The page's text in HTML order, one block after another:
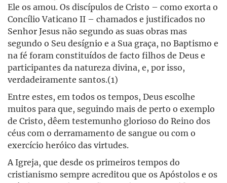
Ele os amou. Os discípulos de Cristo – como exorta o
Concílio Vaticano II – chamados e justificados no
Senhor Jesus não segundo as suas obras mas
segundo o Seu desígnio e a Sua graça, no Baptismo e
na fé foram constituídos de facto filhos de Deus e
participantes da natureza divina, e, por isso,
verdadeiramente santos.(1)
Entre estes, em todos os tempos, Deus escolhe
muitos para que, seguindo mais de perto o exemplo
de Cristo, dêem testemunho glorioso do Reino dos
céus com o derramamento de sangue ou com o
exercício heróico das virtudes.
A Igreja, que desde os primeiros tempos do
cristianismo sempre acreditou que os Apóstolos e os